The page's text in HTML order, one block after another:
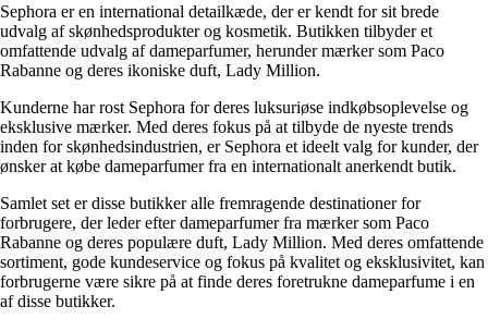
Sephora er en international detailkæde, der er kendt for sit brede
udvalg af skønhedsprodukter og kosmetik. Butikken tilbyder et
omfattende udvalg af dameparfumer, herunder mærker som Paco
Rabanne og deres ikoniske duft, Lady Million.
Kunderne har rost Sephora for deres luksuriøse indkøbsoplevelse og
eksklusive mærker. Med deres fokus på at tilbyde de nyeste trends
inden for skønhedsindustrien, er Sephora et ideelt valg for kunder, der
ønsker at købe dameparfumer fra en internationalt anerkendt butik.
Samlet set er disse butikker alle fremragende destinationer for
forbrugere, der leder efter dameparfumer fra mærker som Paco
Rabanne og deres populære duft, Lady Million. Med deres omfattende
sortiment, gode kundeservice og fokus på kvalitet og eksklusivitet, kan
forbrugerne være sikre på at finde deres foretrukne dameparfume i en
af disse butikker.